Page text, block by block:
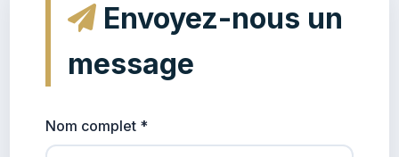
Envoyez-nous un
message
Nom complet *